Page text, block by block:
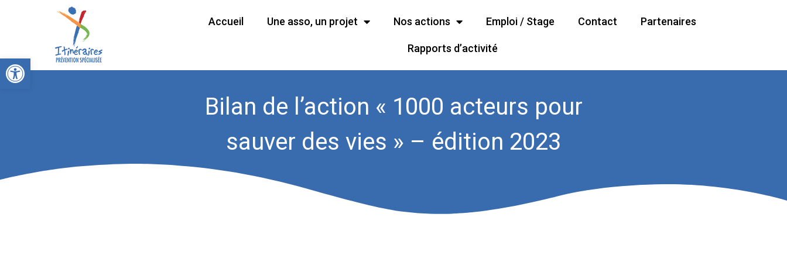
Ouvrir la barre d’outils
Accueil Une asso, un projet Nos actions Emploi / Stage Contact Partenaires
Rapports d’activité
Bilan de l’action « 1000 acteurs pour
sauver des vies » – édition 2023